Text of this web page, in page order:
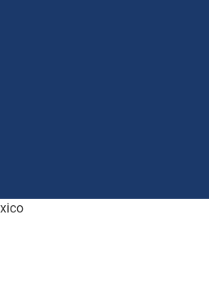
how to embed google map in website